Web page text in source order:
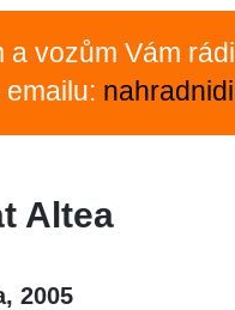
vozům Vám
emailu:
Altea
2005